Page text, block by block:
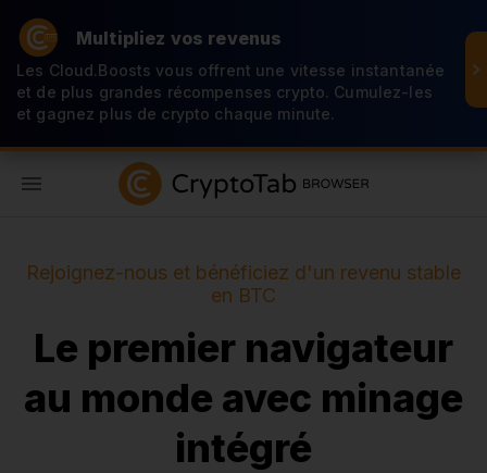
Multipliez vos revenus
Les Cloud.Boosts vous offrent une vitesse instantanée
et de plus grandes récompenses crypto. Cumulez-les
et gagnez plus de crypto chaque minute.
Rejoignez-nous et bénéficiez d'un revenu stable
en BTC
Le premier navigateur
au monde avec minage
intégré